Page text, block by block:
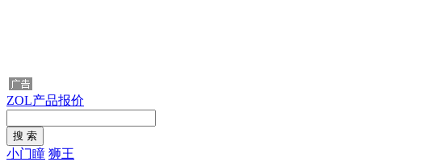
ZOL产品报价
小门瞳 狮王